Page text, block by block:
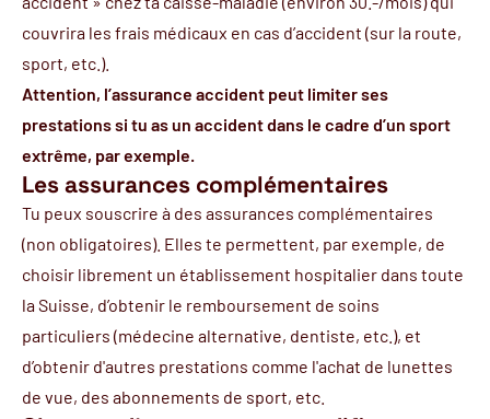
couvrira les frais médicaux en cas d’accident (sur la route,
sport, etc.).
Attention, l’assurance accident peut limiter ses
prestations si tu as un accident dans le cadre d’un sport
extrême, par exemple.
Les assurances complémentaires
Tu peux souscrire à des assurances complémentaires
(non obligatoires). Elles te permettent, par exemple, de
choisir librement un établissement hospitalier dans toute
la Suisse, d’obtenir le remboursement de soins
particuliers (médecine alternative, dentiste, etc.), et
d’obtenir d'autres prestations comme l'achat de lunettes
de vue, des abonnements de sport, etc.